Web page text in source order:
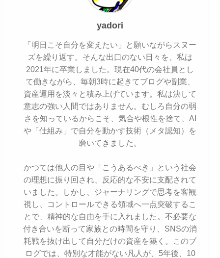
yadori
「明日こそ自分を変えたい」と願いながらスヌー
ズを繰り返す。そんな出口のない日々を、私は
2021年に卒業しました。現在40代の会社員とし
て働きながら、毎朝3時に起きてブログや副業、
資産運用を淡々と積み上げています。私は決して
意志の強い人間ではありません。むしろ自分の弱
さを知っているからこそ、気合や根性を捨て、AI
や「仕組み」で自分を動かす技術（メタ認知）を
磨いてきました。
かつては他人の目や「こうあるべき」という社会
の理想に振り回され、反応的な不安に支配されて
いました。しかし、ジャーナリングで思考を客観
視し、コントロールできる領域へ一点突破するこ
とで、精神的な自由を手に入れました。不必要な
付き合いを断って家族との時間を守り、SNSの消
耗戦を抜け出して自分だけの資産を築く。このブ
ログでは、特別な才能がない凡人が、5年後、10